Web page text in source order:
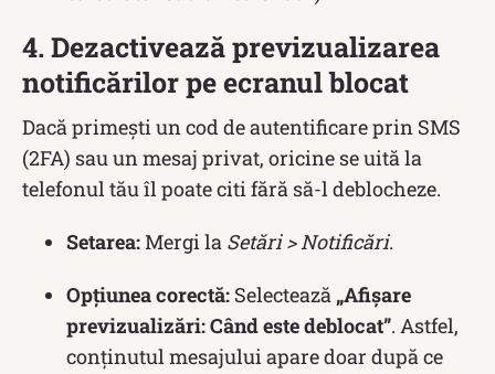
4. Dezactivează previzualizarea
notificărilor pe ecranul blocat
Dacă primești un cod de autentificare prin SMS
(2FA) sau un mesaj privat, oricine se uită la
telefonul tău îl poate citi fără să-l deblocheze.
Setarea:Mergi la Setări > Notificări.
Opțiunea corectă: Selectează „Afișare
previzualizări: Când este deblocat”. Astfel,
conținutul mesajului apare doar după ce